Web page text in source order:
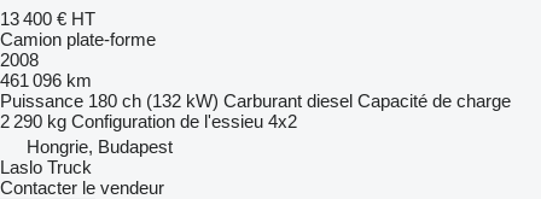
13 400 € HT
Camion plate-forme
2008
461 096 km
Puissance 180 ch (132 kW) Carburant diesel Capacité de charge
2 290 kg Configuration de l'essieu 4x2
Hongrie, Budapest
Laslo Truck
Contacter le vendeur